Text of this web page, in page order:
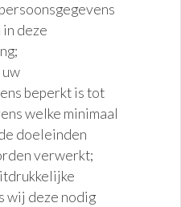
deze
beperkt is tot
welke minimaal
doeleinden
verwerkt;
wij deze nodig